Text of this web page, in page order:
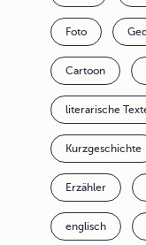
Foto
Cartoon
literarische
Kurzgeschichte
Erzähler
englisch